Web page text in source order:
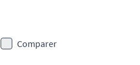
Comparer